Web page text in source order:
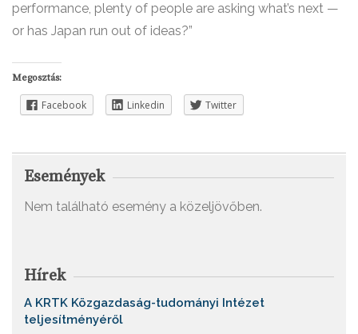
performance, plenty of people are asking what’s next —
or has Japan run out of ideas?”
Megosztás:
Facebook Linkedin Twitter
Események
Nem található esemény a közeljövőben.
Hírek
A KRTK Közgazdaság-tudományi Intézet
teljesítményéről